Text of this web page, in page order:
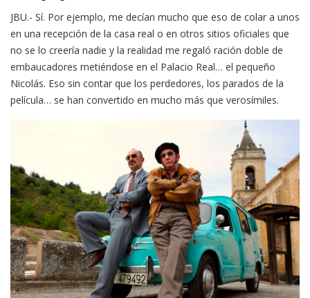
JBU.- Sí. Por ejemplo, me decían mucho que eso de colar a unos
en una recepción de la casa real o en otros sitios oficiales que
no se lo creería nadie y la realidad me regaló ración doble de
embaucadores metiéndose en el Palacio Real… el pequeño
Nicolás. Eso sin contar que los perdedores, los parados de la
película… se han convertido en mucho más que verosímiles.